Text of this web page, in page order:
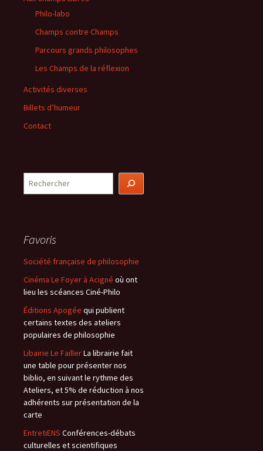
Philo-labo
Champs contre Champs
Parcours grands philosophes
Les Champs de la réflexion
Activités diverses
Billets d’humeur
Contact
Rechercher
Favoris
Société française de philosophie
Cinéma Le Foyer à Acigné où ont
lieu les scéances Ciné-Philo
Éditions Apogée qui publient
certains textes des ateliers
populaires de philosophie
Libairie Le FaillerLa librairie fait
une table pour présenter nos
biblio, en suivant le rythme des
Ateliers, et 5% de réduction à nos
adhérents sur présentation de la
carte
EntretiENS Conférences-débats
culturelles et scientifiques